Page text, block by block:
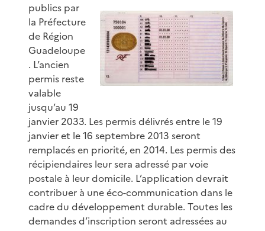
publics par
la Préfecture
de Région
Guadeloupe
. L’ancien
permis reste
valable
jusqu’au 19
janvier 2033. Les permis délivrés entre le 19
janvier et le 16 septembre 2013 seront
remplacés en priorité, en 2014. Les permis des
récipiendaires leur sera adressé par voie
postale à leur domicile. L’application devrait
contribuer à une éco-communication dans le
cadre du développement durable. Toutes les
demandes d’inscription seront adressées au